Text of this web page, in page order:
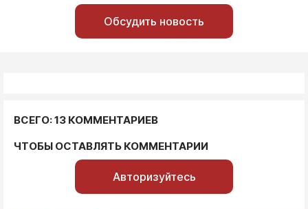
Обсудить новость
ВСЕГО: 13 КОММЕНТАРИЕВ
ЧТОБЫ ОСТАВЛЯТЬ КОММЕНТАРИИ
Авторизуйтесь